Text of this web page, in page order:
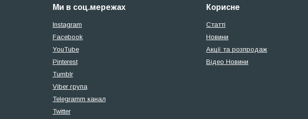
Ми в соц.мережах
Instagram
Facebook
YouTube
Pinterest
Tumblr
Viber група
Telegramm канал
Twitter
Корисне
Статті
Новини
Акції та розпродаж
Відео Новини